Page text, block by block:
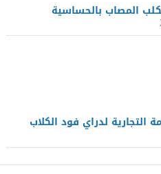
المصاب بالحساسية
التجارية لدراي فود الكلاب